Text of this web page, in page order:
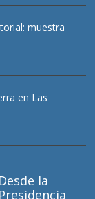
muestra
en Las
Desde la
Presidencia